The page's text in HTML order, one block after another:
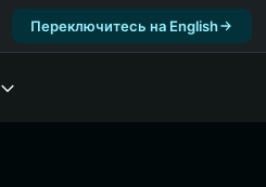
Переключитесь на English